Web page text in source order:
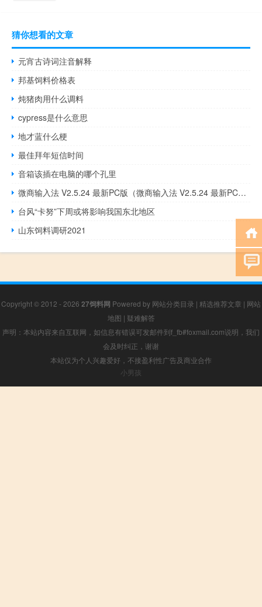
猜你想看的文章
元宵古诗词注音解释
邦基饲料价格表
炖猪肉用什么调料
cypress是什么意思
地才蓝什么梗
最佳拜年短信时间
音箱该插在电脑的哪个孔里
微商输入法 V2.5.24 最新PC版（微商输入法 V2.5.24 最新PC版功能简介）
台风“卡努”下周或将影响我国东北地区
山东饲料调研2021
Copyright © 2012 - 2026 27饲料网 Powered by 网站分类目录 | 精选推荐文章 | 网站
地图 | 疑难解答
声明：本站内容来自互联网，如信息有错误可发邮件到f_fb#foxmail.com说明，我们
会及时纠正，谢谢
本站仅为个人兴趣爱好，不接盈利性广告及商业合作
小男孩